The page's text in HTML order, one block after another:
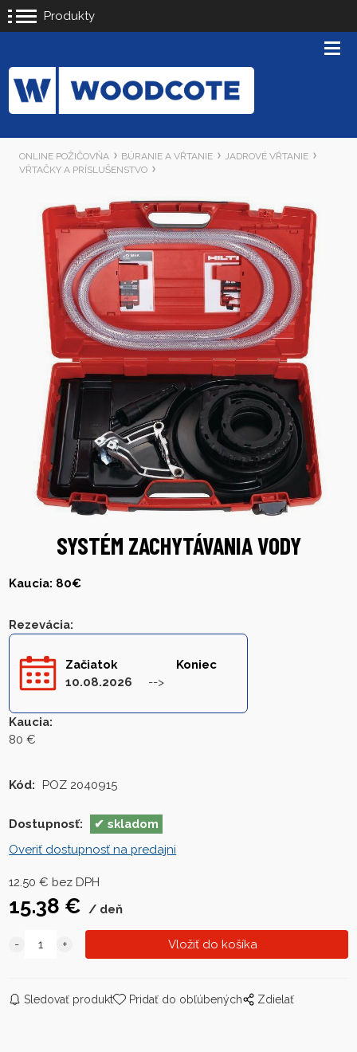
Produkty
ONLINE POŽIČOVŇA BÚRANIE A VŔTANIE
JADROVÉ VŔTANIE
VŔTAČKY A PRÍSLUŠENSTVO
SYSTÉM ZACHYTÁVANIA VODY
Kaucia: 80€
Rezevácia:
Začiatok
10.08.2026
Koniec
Kaucia:
80 €
Kód: POZ 2040915
Dostupnosť:
skladom
Overiť dostupnosť na predajni
12.50 € bez DPH
15.38 € deň
Sledovať produkt Pridať do obľúbených Zdielať